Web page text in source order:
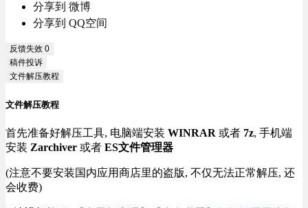
分享到 微博
分享到 QQ空间
反馈失效 0
稿件投诉
文件解压教程
文件解压教程
首先准备好解压工具, 电脑端安装 WINRAR 或者 7z, 手机端
安装 Zarchiver 或者 ES文件管理器
(注意不要安装国内应用商店里的盗版, 不仅无法正常解压, 还
会收费)